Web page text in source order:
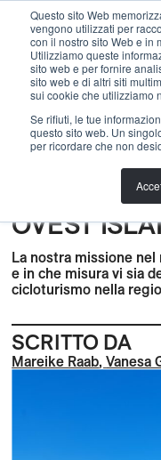
Questo sito Web
vengono utilizzati per
con il nostro sito Web e in
Utilizziamo queste
sito web e per fornire
sito web e di altri siti
sui cookie che utilizziamo
Se rifiuti, le tue
questo sito web. Un
per ricordare che non
indietro
BLOG,Sviluppo,
Natura, Pianificazione,
Conoscenze
ANALISI
OVEST
La nostra missione nel
e in che misura vi sia
cicloturismo nella
SCRITTO DA
Mareike Raab,Vanesa